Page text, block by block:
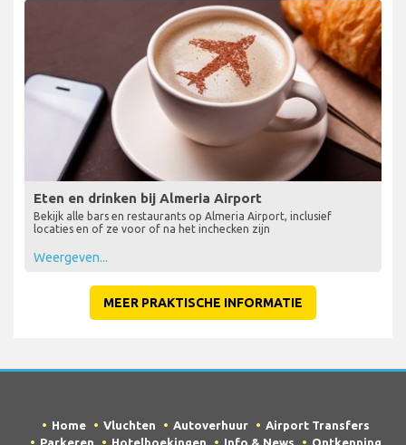
Eten en drinken bij Almeria Airport
Bekijk alle bars en restaurants op Almeria Airport, inclusief
locaties en of ze voor of na het inchecken zijn
Weergeven...
MEER PRAKTISCHE INFORMATIE
Home Vluchten Autoverhuur
Airport Transfers
Parkeren
Hotelboekingen Info & News Ontkenning